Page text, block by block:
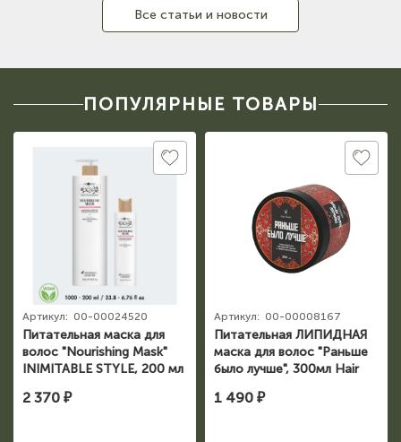
Все статьи и новости
ПОПУЛЯРНЫЕ ТОВАРЫ
Артикул: 00-00024520
Питательная маска для
волос "Nourishing Mask"
INIMITABLE STYLE, 200 мл
2 370 ₽
Артикул: 00-00008167
Питательная ЛИПИДНАЯ
маска для волос "Раньше
было лучше", 300мл Hair
1 490 ₽